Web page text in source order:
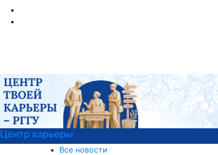
Центр карьеры
Все новости